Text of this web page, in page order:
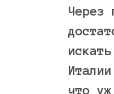
Через
что